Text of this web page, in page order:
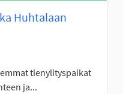
Huhtalaan
tienylityspaikat
ja...